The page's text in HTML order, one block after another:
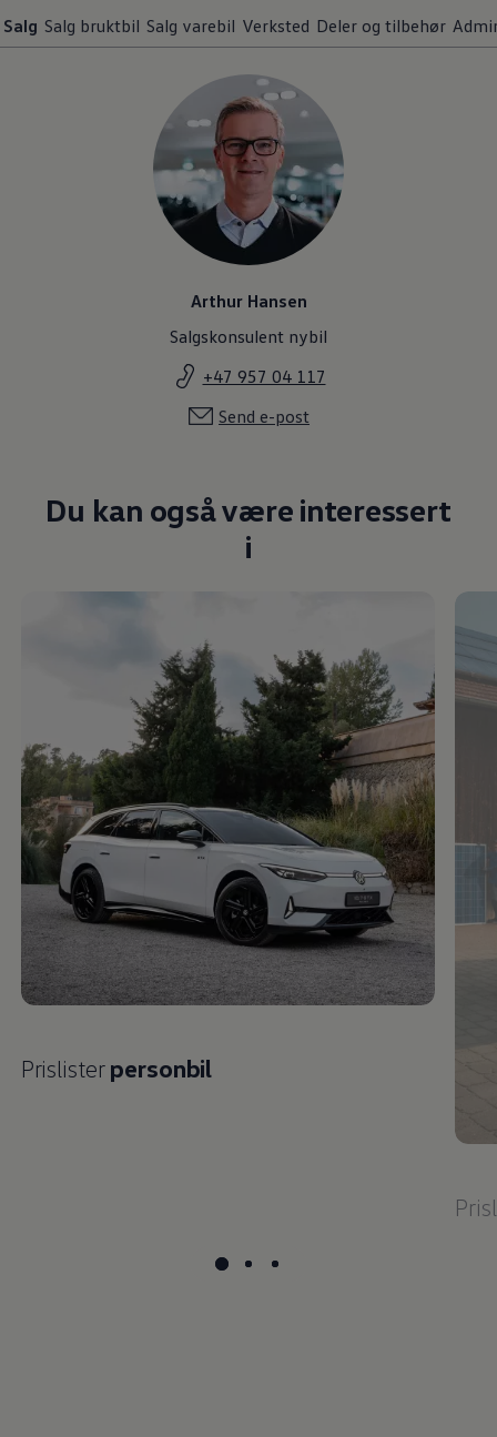
Salg Salg bruktbil Salg varebil Verksted Deler og tilbehør
Arthur Hansen
Salgskonsulent nybil
+47 957 04 117
Send e-post
Du kan også være interessert
i
Prislisterpersonbil